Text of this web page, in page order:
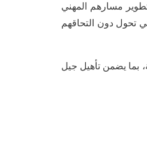
مسارهم المهني
تحول دون التحاقهم
بما يضمن تأهيل جيل